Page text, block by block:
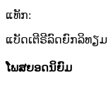
ແທັກ:
ແບັດເຕີຣີລົດຍົກລິທຽມ
ໂພສຍອດນິຍົມ